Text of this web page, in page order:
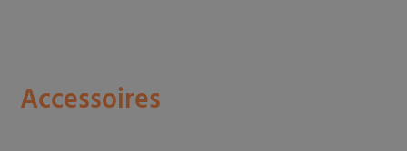
Accessoires